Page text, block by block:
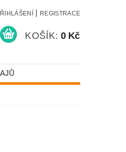
REGISTRACE
KOŠÍK: 0 Kč